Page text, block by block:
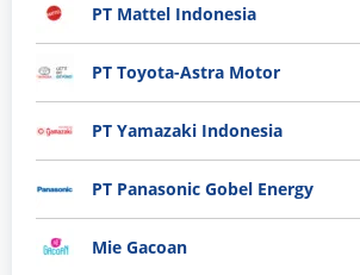
PT Mattel Indonesia
PT Toyota-Astra Motor
PT Yamazaki Indonesia
PT Panasonic Gobel Energy
Mie Gacoan